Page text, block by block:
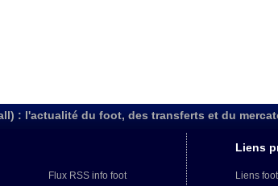
: l'actualité du foot, des transferts et du
Flux RSS info foot
Liens
Liens